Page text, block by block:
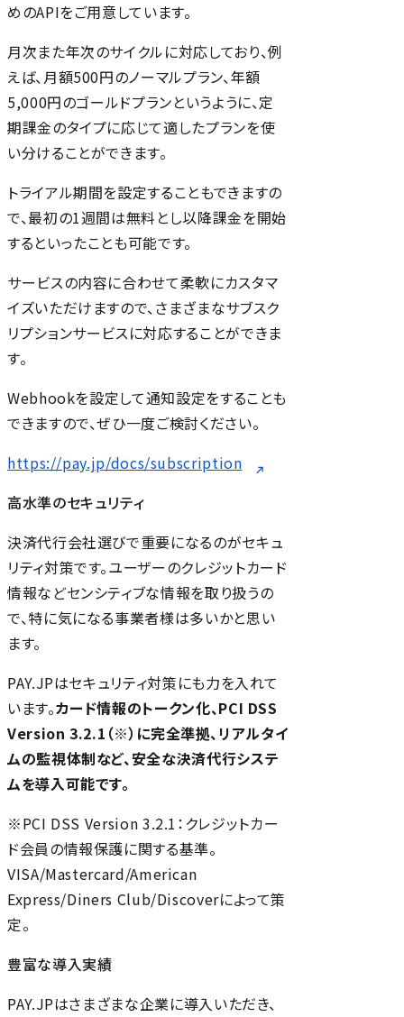
めのAPIをご用意しています。
月次また年次のサイクルに対応しており、例
えば、月額500円のノーマルプラン、年額
5,000円のゴールドプランというように、定
期課金のタイプに応じて適したプランを使
い分けることができます。
トライアル期間を設定することもできますの
で、最初の1週間は無料とし以降課金を開始
するといったことも可能です。
サービスの内容に合わせて柔軟にカスタマ
イズいただけますので、さまざまなサブスク
リプションサービスに対応することができま
す。
Webhookを設定して通知設定をすることも
できますので、ぜひ一度ご検討ください。
https://pay.jp/docs/subscription
高水準のセキュリティ
決済代行会社選びで重要になるのがセキュ
リティ対策です。ユーザーのクレジットカード
情報などセンシティブな情報を取り扱うの
で、特に気になる事業者様は多いかと思い
ます。
PAY.JPはセキュリティ対策にも力を入れて
います。カード情報のトークン化、PCI DSS
Version 3.2.1（※）に完全準拠、リアルタイ
ムの監視体制など、安全な決済代行システ
ムを導入可能です。
※PCI DSS Version 3.2.1：クレジットカー
ド会員の情報保護に関する基準。
VISA/Mastercard/American
Express/Diners Club/Discoverによって策
定。
豊富な導入実績
PAY.JPはさまざまな企業に導入いただき、